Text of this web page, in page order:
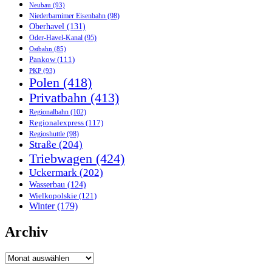
Neubau (93)
Niederbarnimer Eisenbahn (98)
Oberhavel (131)
Oder-Havel-Kanal (95)
Ostbahn (85)
Pankow(111)
PKP (93)
Polen (418)
Privatbahn (413)
Regionalbahn (102)
Regionalexpress (117)
Regioshuttle (98)
Straße (204)
Triebwagen (424)
Uckermark (202)
Wasserbau (124)
Wielkopolskie (121)
Winter(179)
Archiv
Archiv